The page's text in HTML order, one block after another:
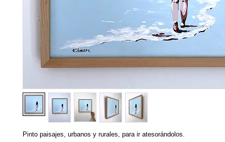
Pinto paisajes, urbanos y rurales, para ir atesorándolos.